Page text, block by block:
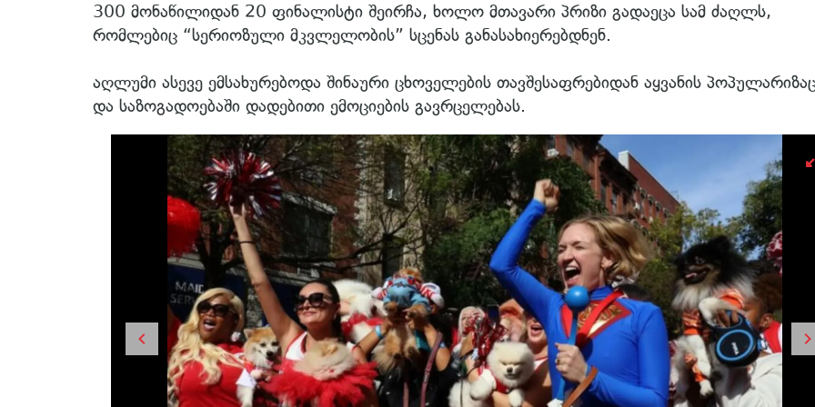
300 მონაწილიდან 20 ფინალისტი შეირჩა, ხოლო მთავარი პრიზი გადაეცა სამ ძაღლს,
რომლებიც “სერიოზული მკვლელობის” სცენას განასახიერებდნენ.
აღლუმი ასევე ემსახურებოდა შინაური ცხოველების თავშესაფრებიდან აყვანის
და საზოგადოებაში დადებითი ემოციების გავრცელებას.